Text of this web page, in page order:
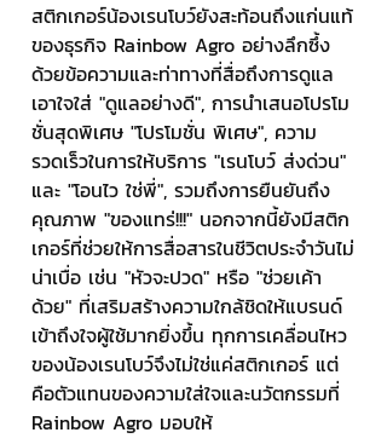
สติกเกอร์น้องเรนโบว์ยังสะท้อนถึงแก่นแท้
ของธุรกิจ Rainbow Agro อย่างลึกซึ้ง
ด้วยข้อความและท่าทางที่สื่อถึงการดูแล
เอาใจใส่ "ดูแลอย่างดี", การนำเสนอโปรโม
ชั่นสุดพิเศษ "โปรโมชั่น พิเศษ", ความ
รวดเร็วในการให้บริการ "เรนโบว์ ส่งด่วน"
และ "โอนไว ใช่พี่", รวมถึงการยืนยันถึง
คุณภาพ "ของแทร่!!!" นอกจากนี้ยังมีสติก
เกอร์ที่ช่วยให้การสื่อสารในชีวิตประจำวันไม่
น่าเบื่อ เช่น "หัวจะปวด" หรือ "ช่วยเค้า
ด้วย" ที่เสริมสร้างความใกล้ชิดให้แบรนด์
เข้าถึงใจผู้ใช้มากยิ่งขึ้น ทุกการเคลื่อนไหว
ของน้องเรนโบว์จึงไม่ใช่แค่สติกเกอร์ แต่
คือตัวแทนของความใส่ใจและนวัตกรรมที่
Rainbow Agro มอบให้